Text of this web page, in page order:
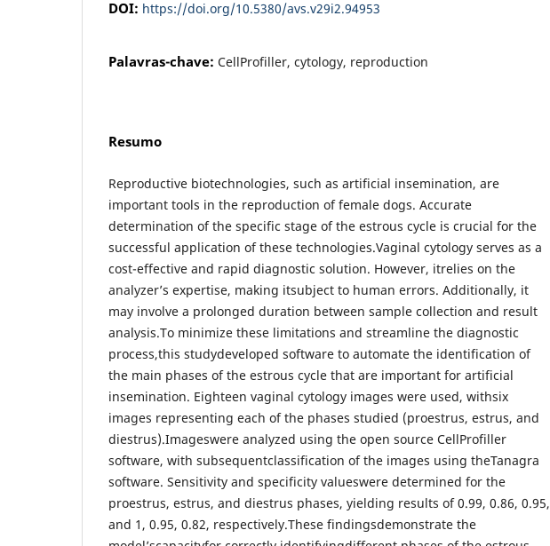
DOI: https://doi.org/10.5380/avs.v29i2.94953
Palavras-chave: CellProfiller, cytology, reproduction
Resumo
Reproductive biotechnologies, such as artificial insemination, are
important tools in the reproduction of female dogs. Accurate
determination of the specific stage of the estrous cycle is crucial for the
successful application of these technologies.Vaginal cytology serves as a
cost-effective and rapid diagnostic solution. However, itrelies on the
analyzer’s expertise, making itsubject to human errors. Additionally, it
may involve a prolonged duration between sample collection and result
analysis.To minimize these limitations and streamline the diagnostic
process,this studydeveloped software to automate the identification of
the main phases of the estrous cycle that are important for artificial
insemination. Eighteen vaginal cytology images were used, withsix
images representing each of the phases studied (proestrus, estrus, and
diestrus).Imageswere analyzed using the open source CellProfiller
software, with subsequentclassification of the images using theTanagra
software. Sensitivity and specificity valueswere determined for the
proestrus, estrus, and diestrus phases, yielding results of 0.99, 0.86, 0.95,
and 1, 0.95, 0.82, respectively.These findingsdemonstrate the